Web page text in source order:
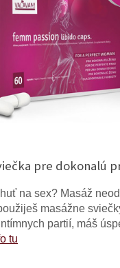
pre dokonalú
na sex? Masáž
masážne
partií, máš
tu